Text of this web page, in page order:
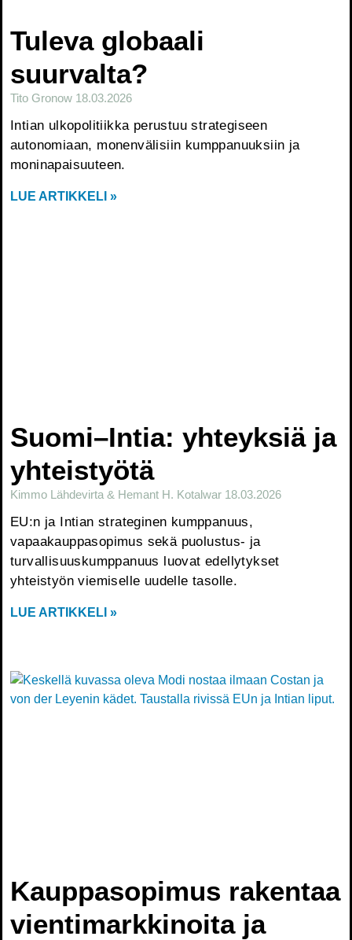
Tuleva globaali
suurvalta?
Tito Gronow 18.03.2026
Intian ulkopolitiikka perustuu strategiseen
autonomiaan, monenvälisiin kumppanuuksiin ja
moninapaisuuteen.
LUE ARTIKKELI »
Suomi–Intia: yhteyksiä ja
yhteistyötä
Kimmo Lähdevirta & Hemant H. Kotalwar 18.03.2026
EU:n ja Intian strateginen kumppanuus,
vapaakauppasopimus sekä puolustus- ja
turvallisuuskumppanuus luovat edellytykset
yhteistyön viemiselle uudelle tasolle.
LUE ARTIKKELI »
Kauppasopimus rakentaa
vientimarkkinoita ja